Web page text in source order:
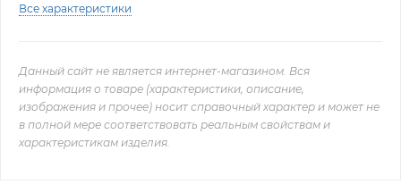
Все характеристики
Данный сайт не является интернет-магазином. Вся
информация о товаре (характеристики, описание,
изображения и прочее) носит справочный характер и может не
в полной мере соответствовать реальным свойствам и
характеристикам изделия.